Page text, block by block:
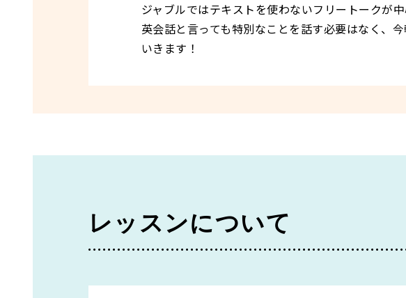
ジャブルではテキストを使わないフリートークが
英会話と言っても特別なことを話す必要はなく、
いきます！
レッスンについて